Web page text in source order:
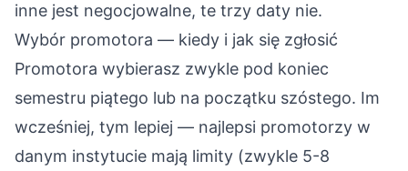
inne jest negocjowalne, te trzy daty nie.
Wybór promotora — kiedy i jak się zgłosić
Promotora wybierasz zwykle pod koniec
semestru piątego lub na początku szóstego. Im
wcześniej, tym lepiej — najlepsi promotorzy w
danym instytucie mają limity (zwykle 5-8